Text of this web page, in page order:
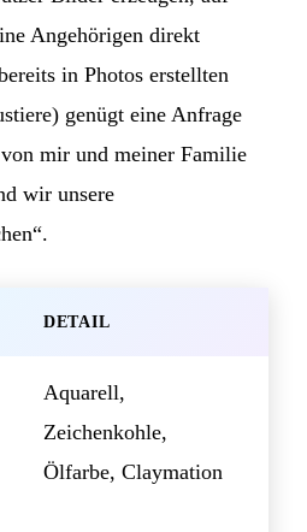
Angehörigen direkt
in Photos erstellten
genügt eine Anfrage
mir und meiner Familie
wir unsere
DETAIL
Aquarell,
Zeichenkohle,
Ölfarbe, Claymation